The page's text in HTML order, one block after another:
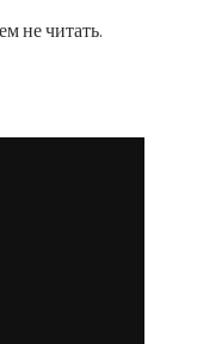
не читать.